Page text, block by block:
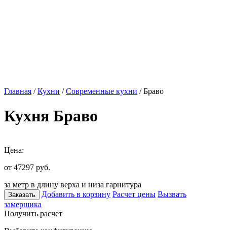
Главная /Кухни /Современные кухни / Браво
Кухня Браво
Цена:
от 47297 руб.
за метр в длину верха и низа гарнитура
Заказать Добавить в корзину Расчет цены Вызвать
замерщика
Получить расчет